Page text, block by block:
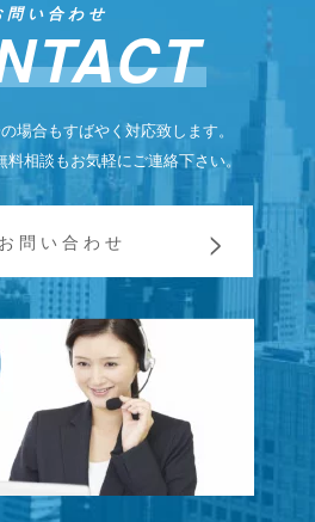
問い合わせ
場合もすばやく対応致します。
相談もお気軽にご連絡下さい。
お問い合わせ